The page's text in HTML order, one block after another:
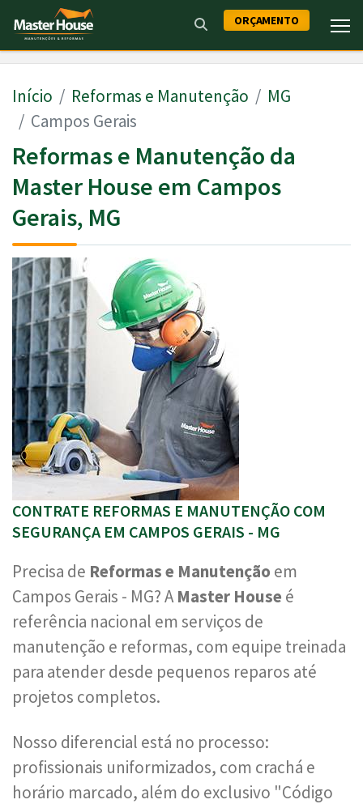
ORÇAMENTO
Início Reformas e Manutenção
MG
Campos Gerais
Reformas e Manutenção da
Master House em Campos
Gerais, MG
CONTRATE REFORMAS E MANUTENÇÃO COM
SEGURANÇA EM CAMPOS GERAIS - MG
Precisa de Reformas e Manutenção em
Campos Gerais - MG? AMaster House é
referência nacional em serviços de
manutenção e reformas, com equipe treinada
para atender desde pequenos reparos até
projetos completos.
Nosso diferencial está no processo:
profissionais uniformizados, com crachá e
horário marcado, além do exclusivo "Código